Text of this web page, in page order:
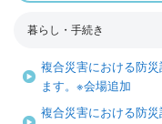
暮らし・手続き
複合災害における防
ます。※会場追加
複合災害における防